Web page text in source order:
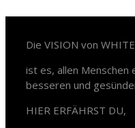
Die VISION von
ist es, allen Menschen
besseren und
HIER ERFÄHRST DU,